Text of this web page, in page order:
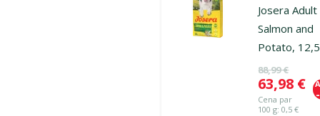
Josera Adult
Salmon and
Potato,
Oriģinālā
88,99 €
Cena
63,98 €
Cena par
100 g: 0,5 €